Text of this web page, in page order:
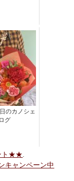
のカノシェ
グ
ト★★
ャンペーン中